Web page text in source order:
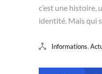
c’est une histoire,
identité. Mais qui
Informations,